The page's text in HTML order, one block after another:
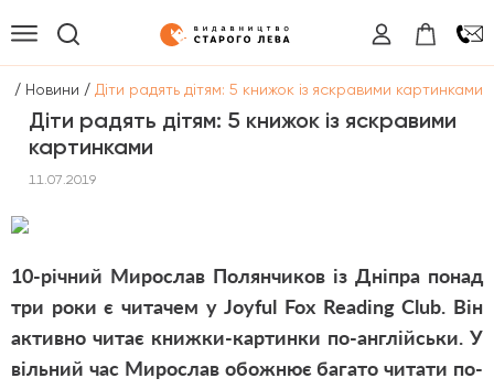
/ Новини / Діти радять дітям: 5 книжок із яскравими картинками
Діти радять дітям: 5 книжок із яскравими
картинками
11.07.2019
10-річний Мирослав Полянчиков із Дніпра понад
три роки є читачем у Joyful Fox Reading Club. Він
активно читає книжки-картинки по-англійськи. У
вільний час Мирослав обожнює багато читати по-